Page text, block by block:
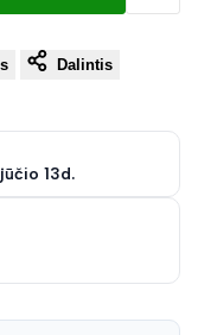
Dalintis
13d.